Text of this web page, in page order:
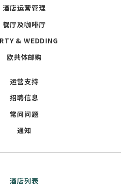
酒店运营管理
餐厅及咖啡厅
& WEDDING
欧共体邮购
运营支持
招聘信息
常问问题
通知
酒店列表